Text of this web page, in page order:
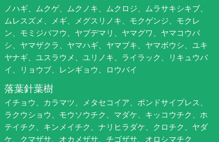
ノハギ、ムクゲ、ムクノキ、ムクロジ、ムラサキシキブ、
ムレスズメ、メギ、メグスリノキ、モクゲンジ、モクレ
ン、モミジバフウ、ヤブデマリ、ヤマグワ、ヤマコウバ
シ、ヤマザクラ、ヤマハギ、ヤマブキ、ヤマボウシ、ユキ
ヤナギ、ユスラウメ、ユリノキ、ライラック、リキュウバ
イ、リョウブ、レンギョウ、ロウバイ
落葉針葉樹
イチョウ、カラマツ、メタセコイア、ポンドサイプレス、
ラクウショウ、モウソウチク、マダケ、キッコウチク、ホ
テイチク、キンメイチク、ナリヒラダケ、クロチク、ヤダ
ケ、クマザサ、オカメザサ、チゴザサ、オロシマチク